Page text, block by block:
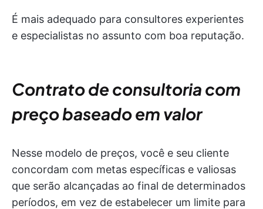
É mais adequado para consultores experientes
e especialistas no assunto com boa reputação.
Contrato de consultoria com
preço baseado em valor
Nesse modelo de preços, você e seu cliente
concordam com metas específicas e valiosas
que serão alcançadas ao final de determinados
períodos, em vez de estabelecer um limite para